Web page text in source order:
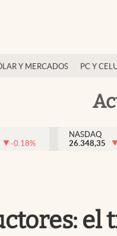
Y MERCADOS PC Y
-0.18%
NASDAQ
26.348,35